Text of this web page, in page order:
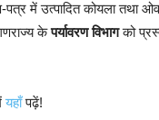
पत्र में उत्पादित कोयला तथा
केपर्यावरण विभागको
यहाँपढ़ें!